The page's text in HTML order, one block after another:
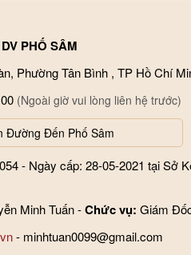
PHỐ SÂM
Phường Tân Bình , TP Hồ Chí
(Ngoài giờ vui lòng liên hệ trước)
Đường Đến Phố Sâm
- Ngày cấp: 28-05-2021 tại Sở
Minh Tuấn -Chức vụ: Giám
- minhtuan0099@gmail.com